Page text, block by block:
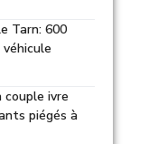
Tarn: 600
couple ivre
piégés à